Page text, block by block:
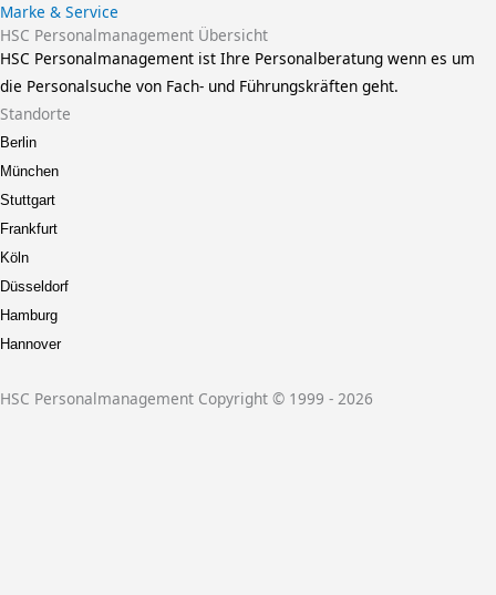
Marke & Service
HSC Personalmanagement Übersicht
HSC Personalmanagement ist Ihre Personalberatung wenn es um
die Personalsuche von Fach- und Führungskräften geht.
Standorte
Berlin
München
Stuttgart
Frankfurt
Köln
Düsseldorf
Hamburg
Hannover
HSC Personalmanagement Copyright © 1999 - 2026